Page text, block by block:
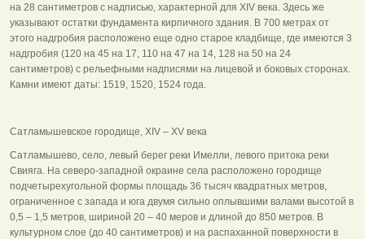
на 28 сантиметров с надписью, характерной для ХIV века. Здесь же
указывают остатки фундамента кирпичного здания. В 700 метрах от
этого надгробия расположено еще одно старое кладбище, где имеются 3
надгробия (120 на 45 на 17, 110 на 47 на 14, 128 на 50 на 24
сантиметров) с рельефными надписями на лицевой и боковых сторонах.
Камни имеют даты: 1519, 1520, 1524 года.
Сатламышевское городище, ХIV – ХV века
Сатламышево, село, левый берег реки Имелли, левого притока реки
Свияга. На северо-западной окраине села расположено городище
подчетырехугольной формы площадь 36 тысяч квадратных метров,
ограниченное с запада и юга двумя сильно оплывшими валами высотой в
0,5 – 1,5 метров, шириной 20 – 40 меров и длиной до 850 метров. В
культурном слое (до 40 сантиметров) и на распаханной поверхности в